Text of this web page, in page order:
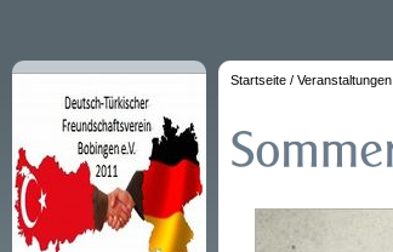
Startseite / Veranstaltungen